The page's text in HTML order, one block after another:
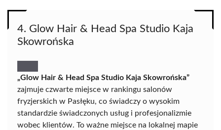
4. Glow Hair & Head Spa Studio Kaja
Skowrońska
„Glow Hair & Head Spa Studio Kaja Skowrońska”
zajmuje czwarte miejsce w rankingu salonów
fryzjerskich w Pasłęku, co świadczy o wysokim
standardzie świadczonych usług i profesjonalizmie
wobec klientów. To ważne miejsce na lokalnej mapie